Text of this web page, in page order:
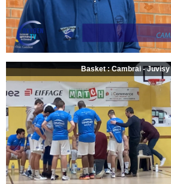
Basket : Cambrai - Juvisy